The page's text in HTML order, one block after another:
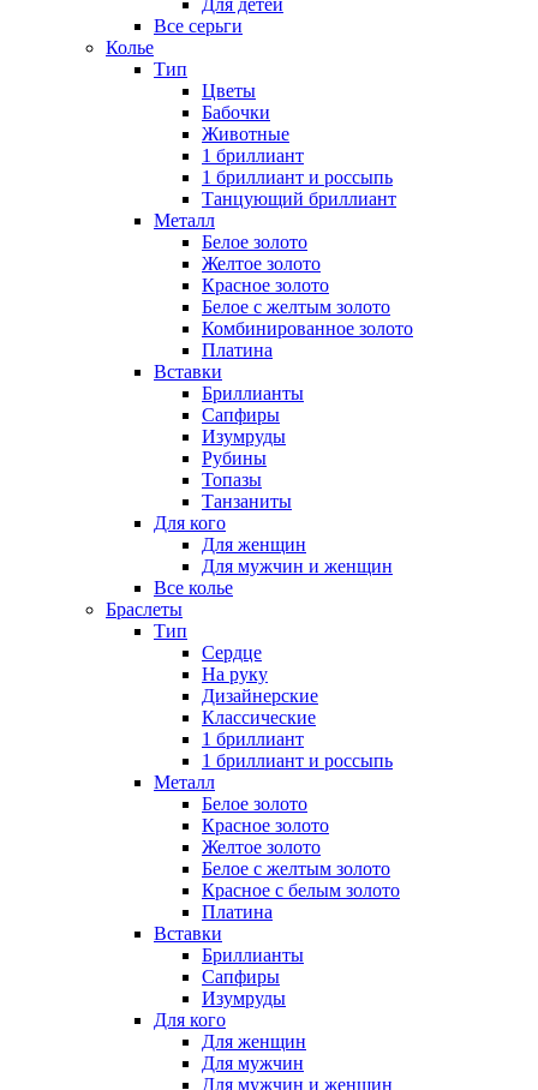
Для детей
Все серьги
Колье
Тип
Цветы
Бабочки
Животные
1 бриллиант
1 бриллиант и россыпь
Танцующий бриллиант
Металл
Белое золото
Желтое золото
Красное золото
Белое с желтым золото
Комбинированное золото
Платина
Вставки
Бриллианты
Сапфиры
Изумруды
Рубины
Топазы
Танзаниты
Для кого
Для женщин
Для мужчин и женщин
Все колье
Браслеты
Тип
Сердце
На руку
Дизайнерские
Классические
1 бриллиант
1 бриллиант и россыпь
Металл
Белое золото
Красное золото
Желтое золото
Белое с желтым золото
Красное с белым золото
Платина
Вставки
Бриллианты
Сапфиры
Изумруды
Для кого
Для женщин
Для мужчин
Для мужчин и женщин